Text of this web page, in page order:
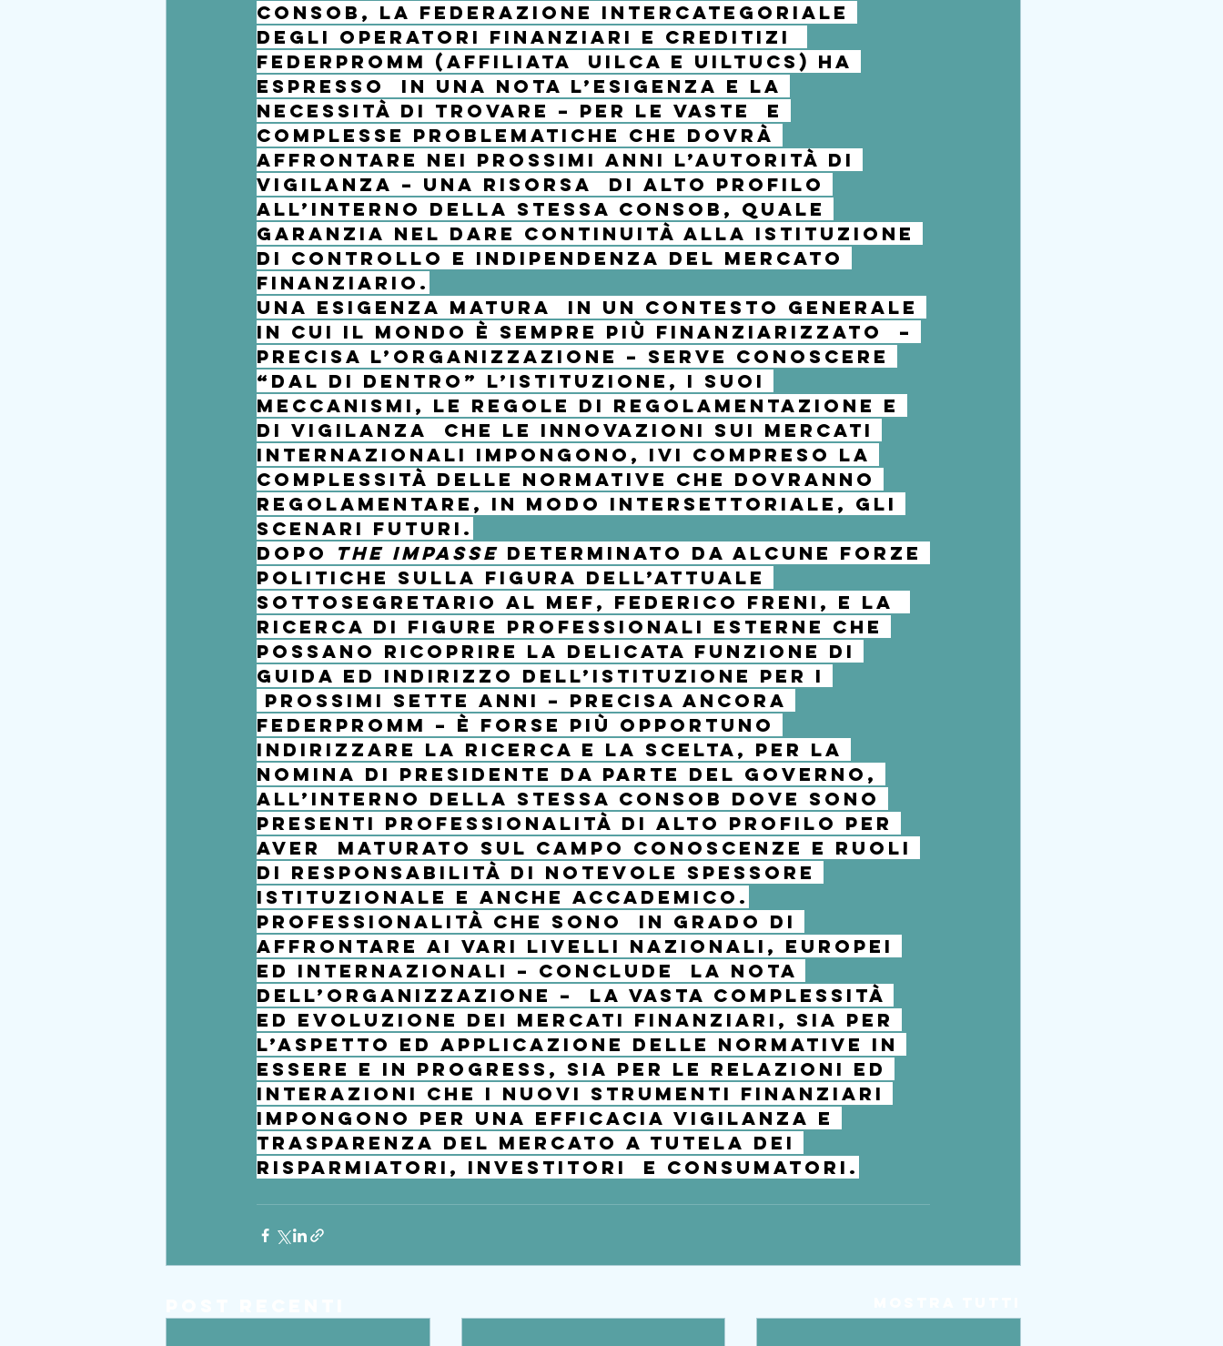
Consob, la federazione intercategoriale
degli operatori finanziari e creditizi
Federpromm (affiliata  Uilca e Uiltucs) ha
espresso  in una nota l’esigenza e la
necessità di trovare – per le vaste  e
complesse problematiche che dovrà
affrontare nei prossimi anni l’Autorità di
vigilanza – una risorsa  di alto profilo
all’interno della stessa Consob, quale
garanzia nel dare continuità alla istituzione
di controllo e indipendenza del mercato
finanziario.
Una esigenza matura  in un contesto generale
in cui il mondo è sempre più finanziarizzato  –
precisa l’organizzazione – serve conoscere
“dal di dentro” l’istituzione, i suoi
meccanismi, le regole di regolamentazione e
di vigilanza  che le innovazioni sui mercati
internazionali impongono, ivi compreso la
complessità delle normative che dovranno
regolamentare, in modo intersettoriale, gli
scenari futuri.
Dopo
the impasse determinato da alcune forze
politiche sulla figura dell’attuale
sottosegretario al Mef, Federico Freni, e la
ricerca di figure professionali esterne che
possano ricoprire la delicata funzione di
guida ed indirizzo dell’Istituzione per i
prossimi sette anni – precisa ancora
Federpromm – è forse più opportuno
indirizzare la ricerca e la scelta, per la
nomina di presidente da parte del Governo,
all’interno della stessa Consob dove sono
presenti professionalità di alto profilo per
aver  maturato sul campo conoscenze e ruoli
di responsabilità di notevole spessore
istituzionale e anche accademico.
Professionalità che sono  in grado di
affrontare ai vari livelli nazionali, europei
ed internazionali – conclude  la nota
dell’organizzazione –  la vasta complessità
ed evoluzione dei mercati finanziari, sia per
l’aspetto ed applicazione delle normative in
essere e in progress, sia per le relazioni ed
interazioni che i nuovi strumenti finanziari
impongono per una efficacia vigilanza e
trasparenza del mercato a tutela dei
risparmiatori, investitori  e consumatori.